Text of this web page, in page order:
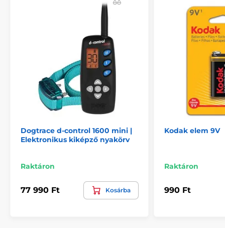
változhatnak. A képek csak illusztrációk.
A termék a következő kategóriákba sorolt
Tartozékok kiképző nyakörvek
Adókészülék Dogtrace
Dogtrace d-control 1600 mini |
Elektronikus kiképző nyakörv
Raktáron
77 990 Ft Kosárba
Kodak elem 9V
Raktáron
990 Ft